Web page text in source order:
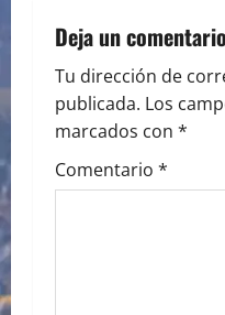
n
a
v
i
Deja un comentario
Tu dirección de
publicada. Los
marcados con *
Comentario *